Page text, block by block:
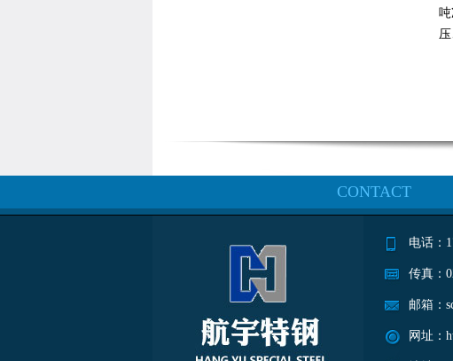
CONTACT
电话：
传真：
邮箱：
网址：